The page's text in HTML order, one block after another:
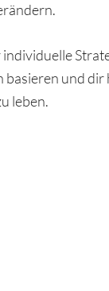
und dir
leben.